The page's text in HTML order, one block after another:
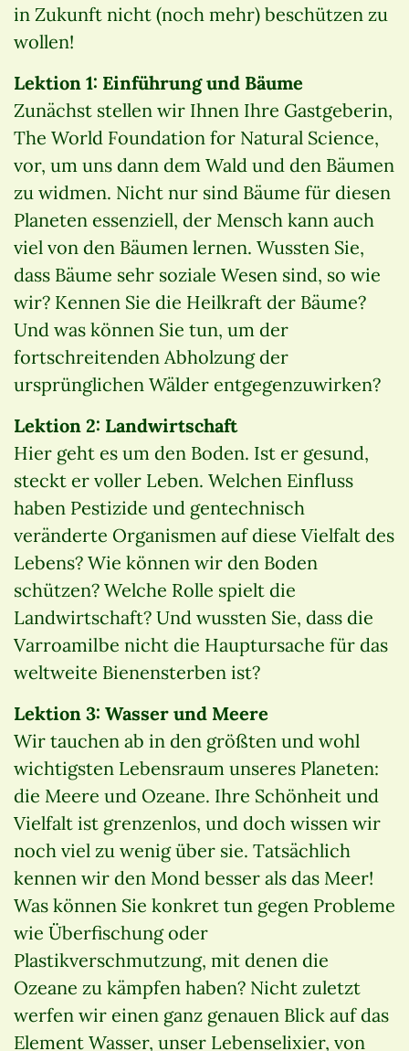
in Zukunft nicht (noch mehr) beschützen zu
wollen!
Lektion 1: Einführung und Bäume
Zunächst stellen wir Ihnen Ihre Gastgeberin,
The World Foundation for Natural Science,
vor, um uns dann dem Wald und den Bäumen
zu widmen. Nicht nur sind Bäume für diesen
Planeten essenziell, der Mensch kann auch
viel von den Bäumen lernen. Wussten Sie,
dass Bäume sehr soziale Wesen sind, so wie
wir? Kennen Sie die Heilkraft der Bäume?
Und was können Sie tun, um der
fortschreitenden Abholzung der
ursprünglichen Wälder entgegenzuwirken?
Lektion 2: Landwirtschaft
Hier geht es um den Boden. Ist er gesund,
steckt er voller Leben. Welchen Einfluss
haben Pestizide und gentechnisch
veränderte Organismen auf diese Vielfalt des
Lebens? Wie können wir den Boden
schützen? Welche Rolle spielt die
Landwirtschaft? Und wussten Sie, dass die
Varroamilbe nicht die Hauptursache für das
weltweite Bienensterben ist?
Lektion 3: Wasser und Meere
Wir tauchen ab in den größten und wohl
wichtigsten Lebensraum unseres Planeten:
die Meere und Ozeane. Ihre Schönheit und
Vielfalt ist grenzenlos, und doch wissen wir
noch viel zu wenig über sie. Tatsächlich
kennen wir den Mond besser als das Meer!
Was können Sie konkret tun gegen Probleme
wie Überfischung oder
Plastikverschmutzung, mit denen die
Ozeane zu kämpfen haben? Nicht zuletzt
werfen wir einen ganz genauen Blick auf das
Element Wasser, unser Lebenselixier, von